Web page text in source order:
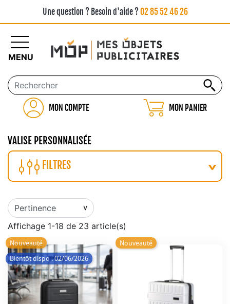
Une question ? Besoin d'aide ?02 85 52 46 26
MON COMPTE MON PANIER
MENU
VALISE PERSONNALISÉE
FILTRES
Affichage 1-18 de 23 article(s)
Nouveauté
Bientôt dispo : 02/06/2026
Nouveauté